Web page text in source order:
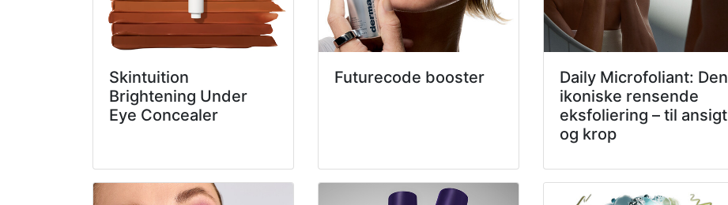
Skintuition
Brightening Under
Eye Concealer
Futurecode booster
Daily Microfoliant: Den
ikoniske rensende
eksfoliering – til ansigt
og krop